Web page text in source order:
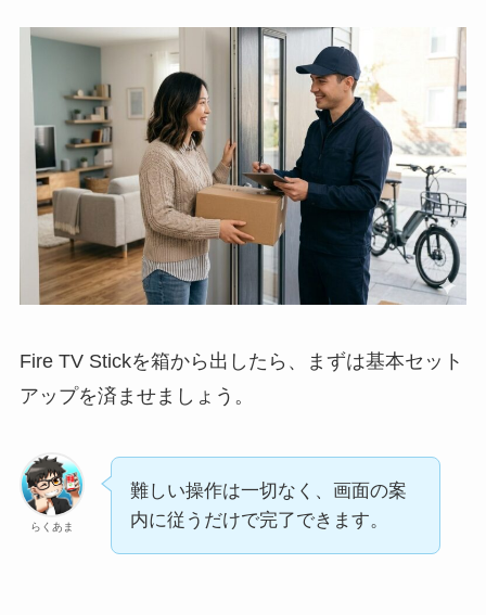
Fire TV Stickを箱から出したら、まずは基本セット
アップを済ませましょう。
らくあま
難しい操作は一切なく、画面の案
内に従うだけで完了できます。